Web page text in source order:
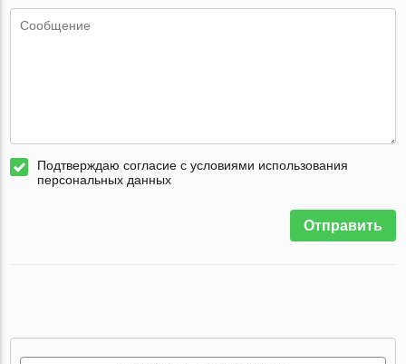
Подтверждаю согласие с условиями использования
персональных данных
Отправить